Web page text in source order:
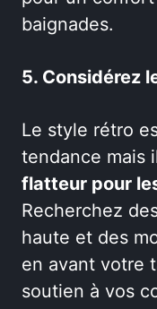
baignades.
5. Considérez
Le style rétro
tendance mais
flatteur pour
Recherchez
haute et des
en avant votre
soutien à vos